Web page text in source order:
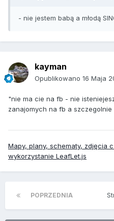
- nie jestem babą a młodą
kayman
Opublikowano 16 Maja
"nie ma cie na fb - nie
zanajomych na fb a
Mapy, plany, schematy, zdjęcia
wykorzystanie LeafLet.js
POPRZEDNIA